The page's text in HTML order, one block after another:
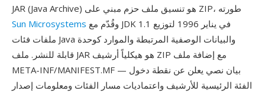
JAR (Java Archive) هو تنسيق ملف حزم مبني على ZIP، طورته
Sun Microsystems
ملفات فئات Java والبيانات الوصفية المرتبطة والموارد كوحدة
قابلة للنشر. ملف JAR هو هيكلياً أرشيف ZIP مع إضافة ملف
META-INF/MANIFEST.MF — بيان نصي يعلن عن نقطة دخول
الفئة الرئيسية للأرشيف واعتماديات مسار الفئات ومعلومات إصدار